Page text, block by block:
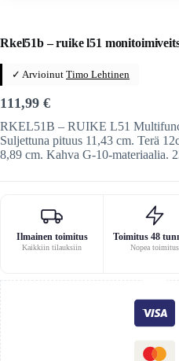
Rkel51b – ruike l51
✓ Arvioinut Timo Lehtinen
111,99 €
RKEL51B – RUIKE L51
Suljettuna pituus 11,43 cm. Terä
8,89 cm. Kahva G-10-materiaalia.
Ilmainen toimitus
Kaikkiin tilauksiin
Toimitus 48
Nopea toimitus